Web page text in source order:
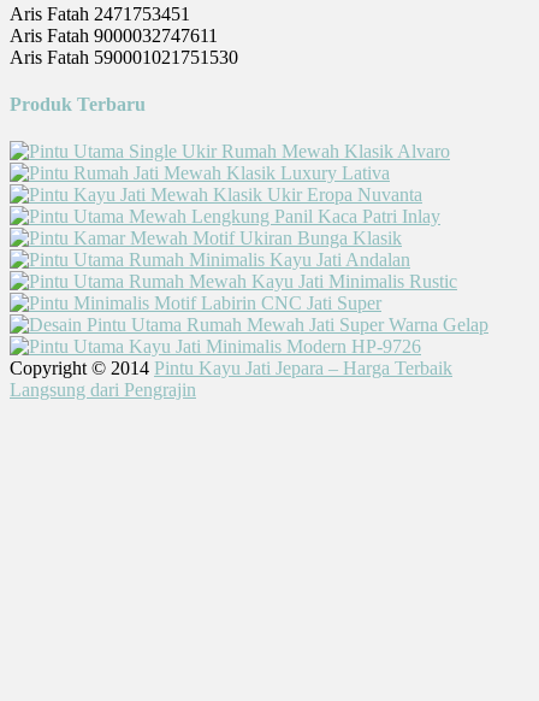
Aris Fatah 2471753451
Aris Fatah 9000032747611
Aris Fatah 590001021751530
Produk Terbaru
Copyright © 2014 Pintu Kayu Jati Jepara – Harga Terbaik
Langsung dari Pengrajin